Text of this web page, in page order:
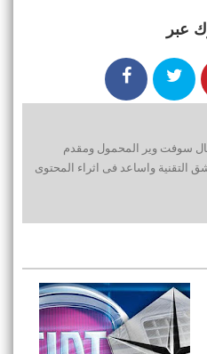
عبر
سوفت وير المحمول ومقدم
التقنية واساعد فى اثراء المحتوى